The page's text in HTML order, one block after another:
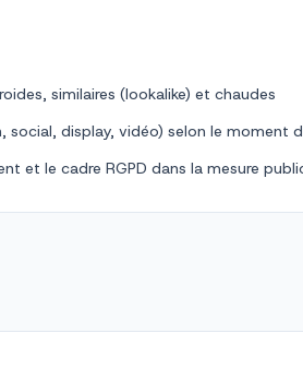
similaires (lookalike) et chaudes
social, display, vidéo) selon le moment
et le cadre RGPD dans la mesure